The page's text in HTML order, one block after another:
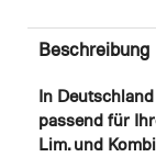
Beschreibung
In
passend für
Lim. und